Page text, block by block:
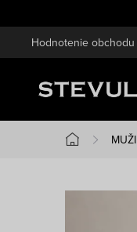
na
Hodnotenie obchodu
Domov
MUŽI